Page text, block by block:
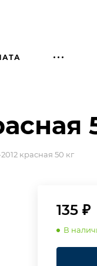
красная 50 кг
135 ₽
В